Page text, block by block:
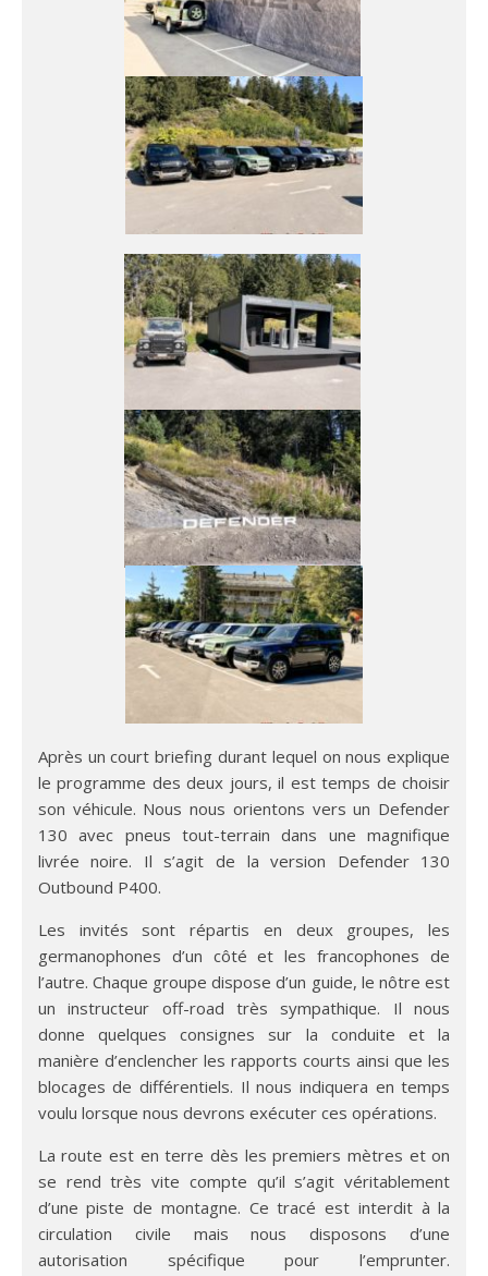
Après un court briefing durant lequel on nous explique
le programme des deux jours, il est temps de choisir
son véhicule. Nous nous orientons vers un Defender
130 avec pneus tout-terrain dans une magnifique
livrée noire. Il s’agit de la version Defender 130
Outbound P400.
Les invités sont répartis en deux groupes, les
germanophones d’un côté et les francophones de
l’autre. Chaque groupe dispose d’un guide, le nôtre est
un instructeur off-road très sympathique. Il nous
donne quelques consignes sur la conduite et la
manière d’enclencher les rapports courts ainsi que les
blocages de différentiels. Il nous indiquera en temps
voulu lorsque nous devrons exécuter ces opérations.
La route est en terre dès les premiers mètres et on
se rend très vite compte qu’il s’agit véritablement
d’une piste de montagne. Ce tracé est interdit à la
circulation civile mais nous disposons d’une
autorisation spécifique pour l’emprunter.